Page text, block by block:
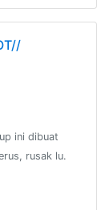
ini dibuat
rusak lu.